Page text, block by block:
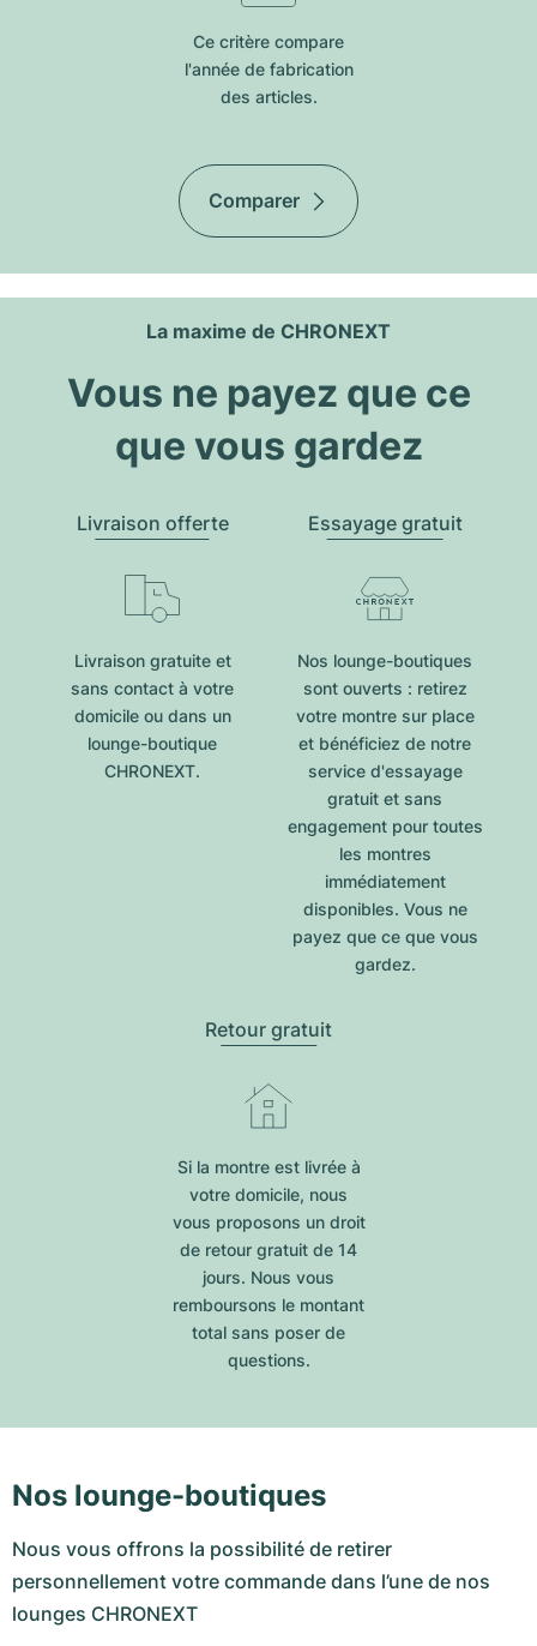
Ce critère compare
l'année de fabrication
des articles.
Comparer
La maxime de CHRONEXT
Vous ne payez que ce
que vous gardez
Livraison offerte
Livraison gratuite et
sans contact à votre
domicile ou dans un
lounge-boutique
CHRONEXT.
Essayage gratuit
Nos lounge-boutiques
sont ouverts : retirez
votre montre sur place
et bénéficiez de notre
service d'essayage
gratuit et sans
engagement pour toutes
les montres
immédiatement
disponibles. Vous ne
payez que ce que vous
gardez.
Retour gratuit
Si la montre est livrée à
votre domicile, nous
vous proposons un droit
de retour gratuit de 14
jours. Nous vous
remboursons le montant
total sans poser de
questions.
Nos lounge-boutiques
Nous vous offrons la possibilité de retirer
personnellement votre commande dans l’une de nos
lounges CHRONEXT